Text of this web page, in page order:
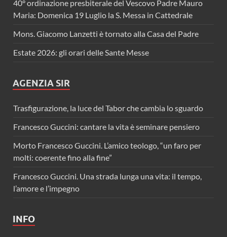
40° ordinazione presbiterale del Vescovo Padre Mauro
Maria: Domenica 19 Luglio la S. Messa in Cattedrale
Mons. Giacomo Lanzetti è tornato alla Casa del Padre
Estate 2026: gli orari delle Sante Messe
AGENZIA SIR
Trasfigurazione, la luce del Tabor che cambia lo sguardo
Francesco Guccini: cantare la vita è seminare pensiero
Morto Francesco Guccini. L’amico teologo, “un faro per
molti: coerente fino alla fine”
Francesco Guccini. Una strada lunga una vita: il tempo,
l’amore e l’impegno
INFO